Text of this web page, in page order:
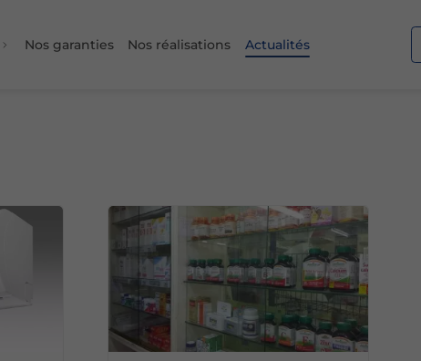
Nos garanties Nos réalisations Actualités